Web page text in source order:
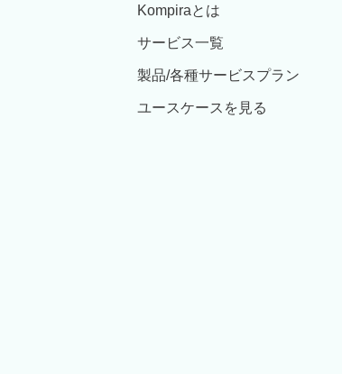
Kompiraとは
サービス一覧
製品/各種サービスプラン
ユースケースを見る